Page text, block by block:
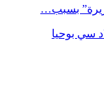
بسبب…
سي بوحيا